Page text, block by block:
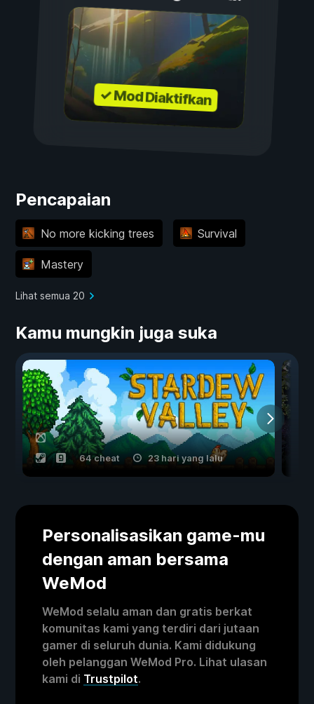
✓ Mod Diaktifkan
Pencapaian
No more kicking trees Survival
Mastery
Lihat semua 20
Kamu mungkin juga suka
64 cheat 23 hari yang lalu
Personalisasikan game-mu
dengan aman bersama
WeMod
WeMod selalu aman dan gratis berkat
komunitas kami yang terdiri dari jutaan
gamer di seluruh dunia. Kami didukung
oleh pelanggan WeMod Pro. Lihat ulasan
kami di Trustpilot.